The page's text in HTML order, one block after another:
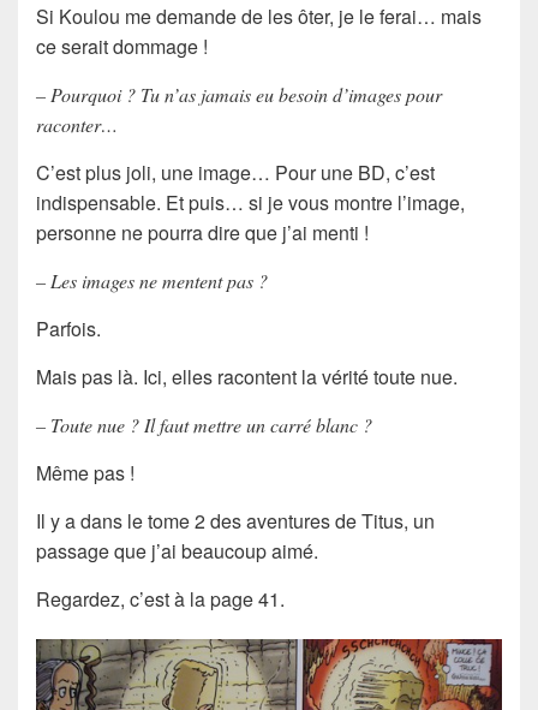
Si Koulou me demande de les ôter, je le ferai… mais
ce serait dommage !
– Pourquoi ? Tu n’as jamais eu besoin d’images pour
raconter…
C’est plus joli, une image… Pour une BD, c’est
indispensable. Et puis… si je vous montre l’image,
personne ne pourra dire que j’ai menti !
– Les images ne mentent pas ?
Parfois.
Mais pas là. Ici, elles racontent la vérité toute nue.
– Toute nue ? Il faut mettre un carré blanc ?
Même pas !
Il y a dans le tome 2 des aventures de Titus, un
passage que j’ai beaucoup aimé.
Regardez, c’est à la page 41.